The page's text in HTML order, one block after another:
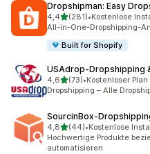
Dropshipman: Easy
4,4von 5 Sternen
(281)
281 Rezensionen
•Kostenlose
All-in-One-Dropshipping-
Built for Shopify
USAdrop‑Dropshipping
4,6von 5 Sternen
(73)
73 Rezensionen insgesamt
•Kostenloser
Dropshipping – Alle
4,8von 5 Sternen
(44)
44 Rezensionen insgesamt
•Kostenlose
Hochwertige Produkte
automatisieren